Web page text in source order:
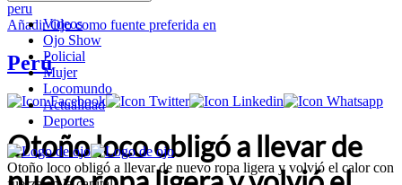
Videos
Ojo Show
Policial
Mujer
Locomundo
Actualidad
Deportes
Otoño loco obligó a llevar de nuevo ropa ligera y volvió el calor con
peru
AñadirOjocomo fuente preferida en
Perú
Otoño loco obligó a llevar de